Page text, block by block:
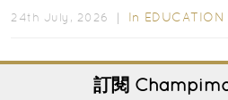
24th July, 2026 ｜ In EDUCATION
訂閱